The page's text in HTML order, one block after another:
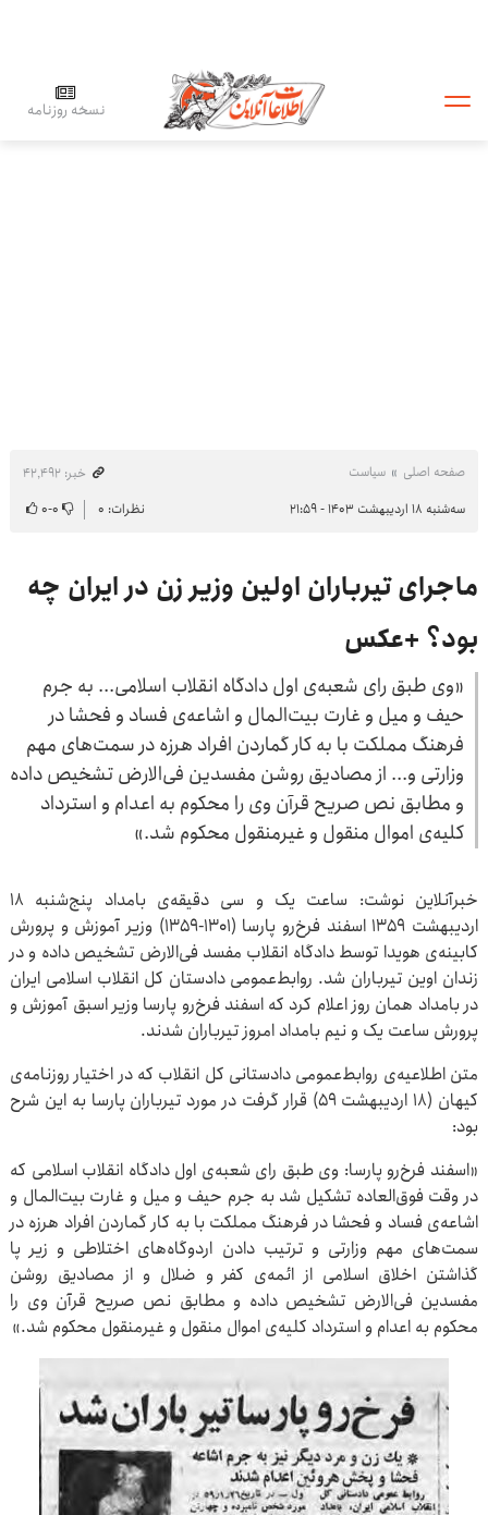
نسخه روزنامه
صفحه اصلی سیاست
خبر: ۴۲٬۴۹۲
سه‌شنبه ۱۸ اردیبهشت ۱۴۰۳ - ۲۱:۵۹
نظرات: ۰ ۰-۰
ماجرای تیرباران اولین وزیر زن در ایران چه
بود؟ +عکس
«وی طبق رای شعبه‌ی اول دادگاه انقلاب اسلامی... به جرم
حیف و میل و غارت بیت‌المال و اشاعه‌ی فساد و فحشا در
فرهنگ مملکت با به کار گماردن افراد هرزه در سمت‌های مهم
وزارتی و... از مصادیق روشن مفسدین فی‌الارض تشخیص داده
و مطابق نص صریح قرآن وی را محکوم به اعدام و استرداد
کلیه‌ی اموال منقول و غیرمنقول محکوم شد.»
خبرآنلاین نوشت: ساعت یک و سی دقیقه‌ی بامداد پنج‌شنبه ۱۸
اردیبهشت ۱۳۵۹ اسفند فرخ‌رو پارسا (۱۳۰۱-۱۳۵۹) وزیر آموزش و پرورش
کابینه‌ی هویدا توسط دادگاه انقلاب مفسد فی‌الارض تشخیص داده و در
زندان اوین تیرباران شد. روابط‌عمومی دادستان کل انقلاب اسلامی ایران
در بامداد همان روز اعلام کرد که اسفند فرخ‌رو پارسا وزیر اسبق آموزش و
پرورش ساعت یک و نیم بامداد امروز تیرباران شدند.
متن اطلاعیه‌ی روابط‌عمومی دادستانی کل انقلاب که در اختیار روزنامه‌ی
کیهان (۱۸ اردیبهشت ۵۹) قرار گرفت در مورد تیرباران پارسا به این شرح
بود:
«اسفند فرخ‌رو پارسا: وی طبق رای شعبه‌ی اول دادگاه انقلاب اسلامی که
در وقت فوق‌العاده تشکیل شد به جرم حیف و میل و غارت بیت‌المال و
اشاعه‌ی فساد و فحشا در فرهنگ مملکت با به کار گماردن افراد هرزه در
سمت‌های مهم وزارتی و ترتیب دادن اردوگاه‌های اختلاطی و زیر پا
گذاشتن اخلاق اسلامی از ائمه‌ی کفر و ضلال و از مصادیق روشن
مفسدین فی‌الارض تشخیص داده و مطابق نص صریح قرآن وی را
محکوم به اعدام و استرداد کلیه‌ی اموال منقول و غیرمنقول محکوم شد.»